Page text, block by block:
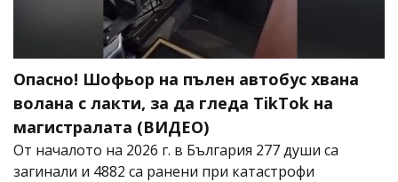
Опасно! Шофьор на пълен автобус хвана
волана с лакти, за да гледа TikTok на
магистралата (ВИДЕО)
От началото на 2026 г. в България 277 души са
загинали и 4882 са ранени при катастрофи